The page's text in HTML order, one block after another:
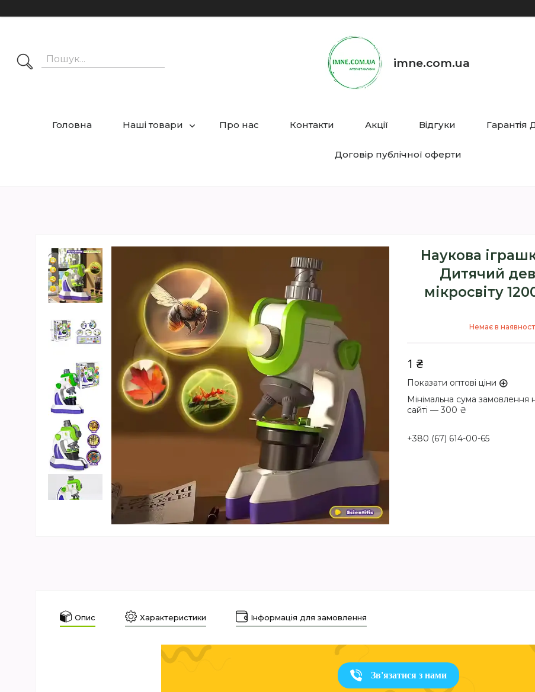
imne.com.ua
Головна Наші товари Про нас Контакти Акції Відгуки Гарантія
Договір публічної оферти
Наукова
Дитячий
мікросвіту
Немає в
1 ₴
Показати оптові ціни
Мінімальна сума замовлення
сайті — 300 ₴
+380 (67) 614-00-65
Опис Характеристики Інформація для замовлення
Зв'язатися з нами